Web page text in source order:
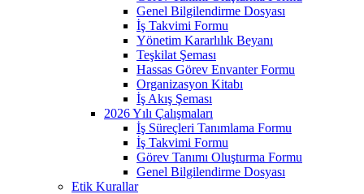
Genel Bilgilendirme Dosyası
İş Takvimi Formu
Yönetim Kararlılık Beyanı
Teşkilat Şeması
Hassas Görev Envanter Formu
Organizasyon Kitabı
İş Akış Şeması
2026 Yılı Çalışmaları
İş Süreçleri Tanımlama Formu
İş Takvimi Formu
Görev Tanımı Oluşturma Formu
Genel Bilgilendirme Dosyası
Etik Kurallar